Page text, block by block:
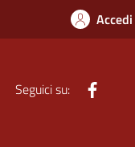
Seguici su: